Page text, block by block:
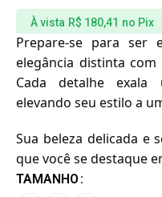
À vista R$ 180,41 no Pix
Prepare-se para ser
elegância distinta
Cada detalhe exala
elevando seu estilo a
Sua beleza delicada e
que você se destaque
TAMANHO